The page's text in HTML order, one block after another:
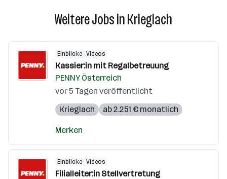
Weitere Jobs in Krieglach
Einblicke Videos
Kassier:in mit Regalbetreuung
PENNY Österreich
vor 5 Tagen veröffentlicht
Krieglach
ab 2.251 € monatlich
Merken
Einblicke Videos
Filialleiter:in Stellvertretung